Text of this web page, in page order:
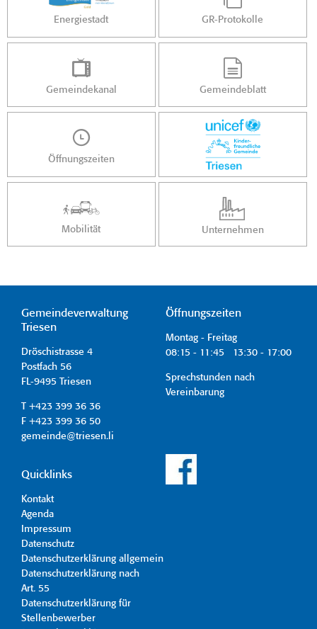
Energiestadt GR-Protokolle
Gemeindekanal Gemeindeblatt
Öffnungszeiten
Mobilität Unternehmen
Gemeindeverwaltung
Triesen
Dröschistrasse 4
Postfach 56
FL-9495 Triesen
T +423 399 36 36
F +423 399 36 50
gemeinde@triesen.li
Öffnungszeiten
Montag - Freitag
08:15 - 11:45 13:30 - 17:00
Sprechstunden nach
Vereinbarung
Quicklinks
Kontakt
Agenda
Impressum
Datenschutz
Datenschutzerklärung allgemein
Datenschutzerklärung nach
Art. 55
Datenschutzerklärung für
Stellenbewerber